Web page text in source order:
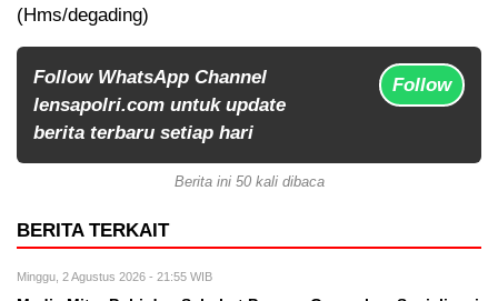
(Hms/degading)
Follow WhatsApp Channel
lensapolri.com untuk update
berita terbaru setiap hari
Follow
Berita ini 50 kali dibaca
BERITA TERKAIT
Minggu, 2 Agustus 2026 - 21:55 WIB